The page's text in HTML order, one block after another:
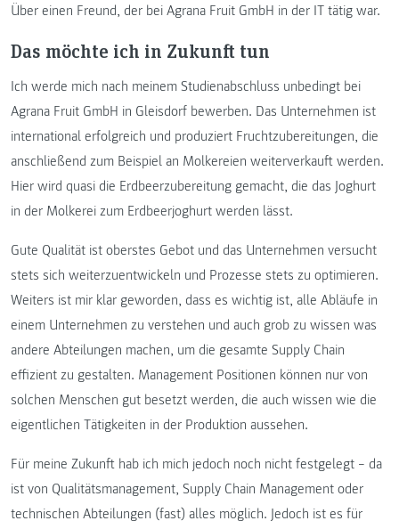
Über einen Freund, der bei Agrana Fruit GmbH in der IT tätig war.
Das möchte ich in Zukunft tun
Ich werde mich nach meinem Studienabschluss unbedingt bei
Agrana Fruit GmbH in Gleisdorf bewerben. Das Unternehmen ist
international erfolgreich und produziert Fruchtzubereitungen, die
anschließend zum Beispiel an Molkereien weiterverkauft werden.
Hier wird quasi die Erdbeerzubereitung gemacht, die das Joghurt
in der Molkerei zum Erdbeerjoghurt werden lässt.
Gute Qualität ist oberstes Gebot und das Unternehmen versucht
stets sich weiterzuentwickeln und Prozesse stets zu optimieren.
Weiters ist mir klar geworden, dass es wichtig ist, alle Abläufe in
einem Unternehmen zu verstehen und auch grob zu wissen was
andere Abteilungen machen, um die gesamte Supply Chain
effizient zu gestalten. Management Positionen können nur von
solchen Menschen gut besetzt werden, die auch wissen wie die
eigentlichen Tätigkeiten in der Produktion aussehen.
Für meine Zukunft hab ich mich jedoch noch nicht festgelegt – da
ist von Qualitätsmanagement, Supply Chain Management oder
technischen Abteilungen (fast) alles möglich. Jedoch ist es für